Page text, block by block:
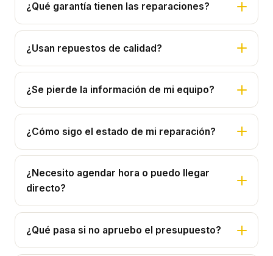
¿Qué garantía tienen las reparaciones?
¿Usan repuestos de calidad?
¿Se pierde la información de mi equipo?
¿Cómo sigo el estado de mi reparación?
¿Necesito agendar hora o puedo llegar
directo?
¿Qué pasa si no apruebo el presupuesto?